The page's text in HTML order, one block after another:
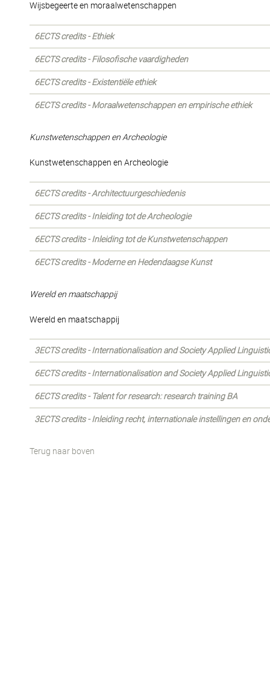
Wijsbegeerte en moraalwetenschappen
6ECTS credits - Ethiek
6ECTS credits - Filosofische vaardigheden
6ECTS credits - Existentiële ethiek
6ECTS credits - Moraalwetenschappen en empirische ethiek
Kunstwetenschappen en Archeologie
Kunstwetenschappen en Archeologie
6ECTS credits - Architectuurgeschiedenis
6ECTS credits - Inleiding tot de Archeologie
6ECTS credits - Inleiding tot de Kunstwetenschappen
6ECTS credits - Moderne en Hedendaagse Kunst
Wereld en maatschappij
Wereld en maatschappij
3ECTS credits - Internationalisation and Society Applied
6ECTS credits - Internationalisation and Society Applied
6ECTS credits - Talent for research: research training BA
3ECTS credits - Inleiding recht, internationale instellingen en
Terug naar boven